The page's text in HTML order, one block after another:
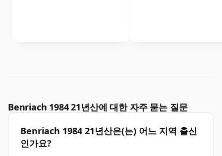
Benriach 1984 21년산에 대한 자주 묻는 질문
Benriach 1984 21년산은(는) 어느 지역 출신
인가요?